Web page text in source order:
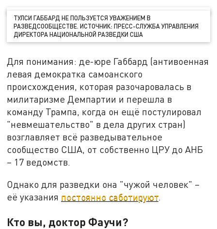
ТУЛСИ ГАББАРД НЕ ПОЛЬЗУЕТСЯ УВАЖЕНИЕМ В
РАЗВЕДСООБЩЕСТВЕ. ИСТОЧНИК: ПРЕСС-СЛУЖБА УПРАВЛЕНИЯ
ДИРЕКТОРА НАЦИОНАЛЬНОЙ РАЗВЕДКИ США
Для понимания: де-юре Габбард (антивоенная
левая демократка самоанского
происхождения, которая разочаровалась в
милитаризме Демпартии и перешла в
команду Трампа, когда он ещё постулировал
"невмешательство" в дела других стран)
возглавляет всё разведывательное
сообщество США, от собственно ЦРУ до АНБ
– 17 ведомств.
Однако для разведки она "чужой человек" –
её указания постоянно саботируют.
Кто вы, доктор Фаучи?